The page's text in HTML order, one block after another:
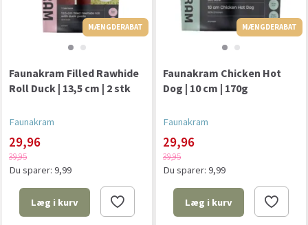
MÆNGDERABAT MÆNGDERABAT
Faunakram Filled Rawhide
Roll Duck | 13,5 cm | 2 stk
Faunakram
29,96
39,95
Du sparer: 9,99
Læg i kurv
MÆNGDERABAT
Faunakram Chicken Hot
Dog | 10 cm | 170g
Faunakram
29,96
39,95
Du sparer: 9,99
Læg i kurv